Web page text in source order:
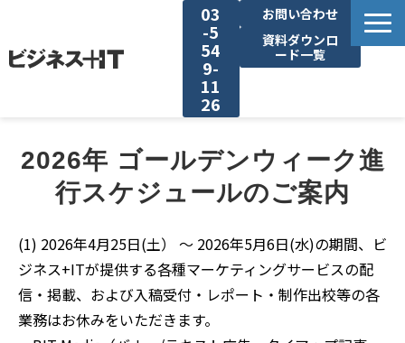
03
-5
54
9-
11
26
お問い合わせ
資料ダウンロ
ード一覧
セミナー集客がしたい
リード収集がしたい
アンケート調査がしたい
2026年 ゴールデンウィーク進
行スケジュールのご案内
(1) 2026年4月25日(土） ～ 2026年5月6日(水)の期間、ビ
ジネス+ITが提供する各種マーケティングサービスの配
信・掲載、および入稿受付・レポート・制作出校等の各
業務はお休みをいただきます。